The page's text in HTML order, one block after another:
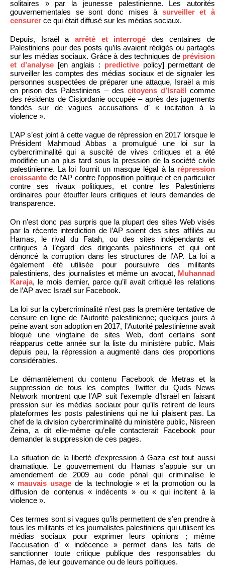
solitaires » par la jeunesse palestinienne. Les autorités
gouvernementales se sont donc mises à surveiller et à
censurer ce qui était diffusé sur les médias sociaux.
Depuis, Israël a arrêté et interrogé des centaines de
Palestiniens pour des posts qu’ils avaient rédigés ou partagés
sur les médias sociaux. Grâce à des techniques de prévision
et d’analyse[en anglais : predictivepolicy] permettant de
surveiller les comptes des médias sociaux et de signaler les
personnes suspectées de préparer une attaque, Israël a mis
en prison des Palestiniens – des citoyens d’Israël comme
des résidents de Cisjordanie occupée – après des jugements
fondés sur de vagues accusations d’ « incitation à la
violence ».
L’AP s’est joint à cette vague de répression en 2017 lorsque le
Président Mahmoud Abbas a promulgué une loi sur la
cybercriminalité qui a suscité de vives critiques et a été
modifiée un an plus tard sous la pression de la société civile
palestinienne. La loi fournit un masque légal à la répression
croissante de l’AP contre l’opposition politique et en particulier
contre ses rivaux politiques, et contre les Palestiniens
ordinaires pour étouffer leurs critiques et leurs demandes de
transparence.
On n’est donc pas surpris que la plupart des sites Web visés
par la récente interdiction de l’AP soient des sites affiliés au
Hamas, le rival du Fatah, ou des sites indépendants et
critiques à l’égard des dirigeants palestiniens et qui ont
dénoncé la corruption dans les structures de l’AP. La loi a
également été utilisée pour poursuivre des militants
palestiniens, des journalistes et même un avocat, Muhannad
Karaja, le mois dernier, parce qu’il avait critiqué les relations
de l’AP avec Israël sur Facebook.
La loi sur la cybercriminalité n’est pas la première tentative de
censure en ligne de l’Autorité palestinienne; quelques jours à
peine avant son adoption en 2017, l’Autorité palestinienne avait
bloqué une vingtaine de sites Web, dont certains sont
réapparus cette année sur la liste du ministère public. Mais
depuis peu, la répression a augmenté dans des proportions
considérables.
Le démantèlement du contenu Facebook de Metras et la
suppression de tous les comptes Twitter du Quds News
Network montrent que l’AP suit l’exemple d’Israël en faisant
pression sur les médias sociaux pour qu’ils retirent de leurs
plateformes les posts palestiniens qui ne lui plaisent pas. La
chef de la division cybercriminalité du ministère public, Nisreen
Zeina, a dit elle-même qu’elle contacterait Facebook pour
demander la suppression de ces pages.
La situation de la liberté d’expression à Gaza est tout aussi
dramatique. Le gouvernement du Hamas s’appuie sur un
amendement de 2009 au code pénal qui criminalise le
« mauvais usagede la technologie » et la promotion ou la
diffusion de contenus « indécents » ou « qui incitent à la
violence ».
Ces termes sont si vagues qu’ils permettent de s’en prendre à
tous les militants et les journalistes palestiniens qui utilisent les
médias sociaux pour exprimer leurs opinions ; même
l’accusation d’ « indécence » permet dans les faits de
sanctionner toute critique publique des responsables du
Hamas, de leur gouvernance ou de leurs politiques.